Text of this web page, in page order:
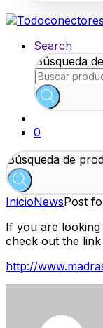
Search
Búsqueda
0
Búsqueda de
InicioNewsPost
If you are
check out the link
http://